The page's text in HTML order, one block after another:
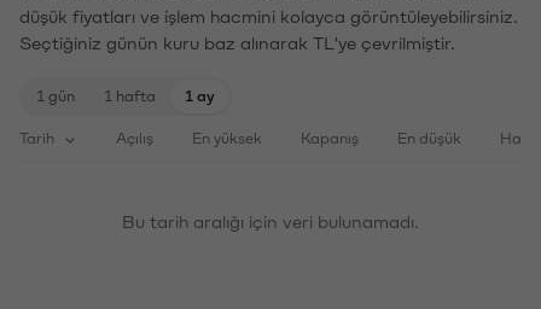
düşük fiyatları ve işlem hacmini kolayca görüntüleyebilirsiniz.
Seçtiğiniz günün kuru baz alınarak TL'ye çevrilmiştir.
1 gün 1 hafta 1 ay
Tarih Açılış En yüksek Kapanış En düşük
Bu tarih aralığı için veri bulunamadı.